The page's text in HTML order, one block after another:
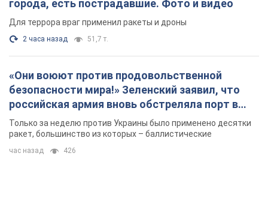
города, есть пострадавшие. Фото и видео
Для террора враг применил ракеты и дроны
2 часа назад 51,7 т.
«Они воюют против продовольственной
безопасности мира!» Зеленский заявил, что
российская армия вновь обстреляла порт в
Одессе
Только за неделю против Украины было применено десятки
ракет, большинство из которых – баллистические
час назад 426